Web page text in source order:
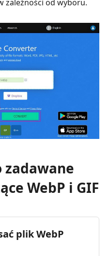
zależności od wyboru.
zadawane
WebP i GIF
plik WebP